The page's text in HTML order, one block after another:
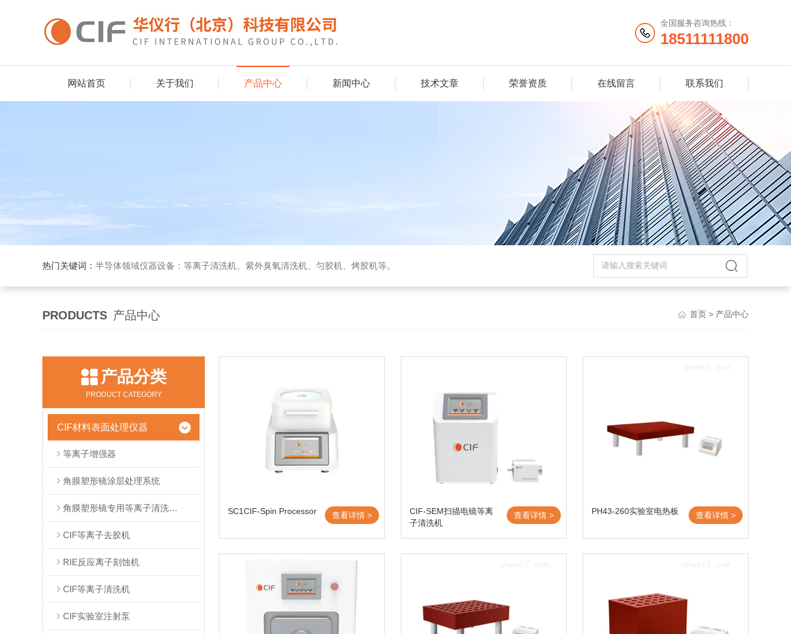
全国服务咨询热线：
18511111800
网站首页 关于我们 产品中心 新闻中心 技术文章 荣誉资质 在线留言 联系我们
热门关键词： 半导体领域仪器设备：等离子清洗机、紫外臭氧清洗机、匀胶机、烤胶机等。
PRODUCTS 产品中心 首页 > 产品中心
产品分类
PRODUCT CATEGORY
CIF材料表面处理仪器
等离子增强器
角膜塑形镜涂层处理系统
角膜塑形镜专用等离子清洗系统
CIF等离子去胶机
RIE反应离子刻蚀机
CIF等离子清洗机
CIF实验室注射泵
SC1CIF-Spin Processor 查看详情 >
CIF-SEM扫描电镜等离
子清洗机
查看详情 > PH43-260实验室电热板 查看详情 >